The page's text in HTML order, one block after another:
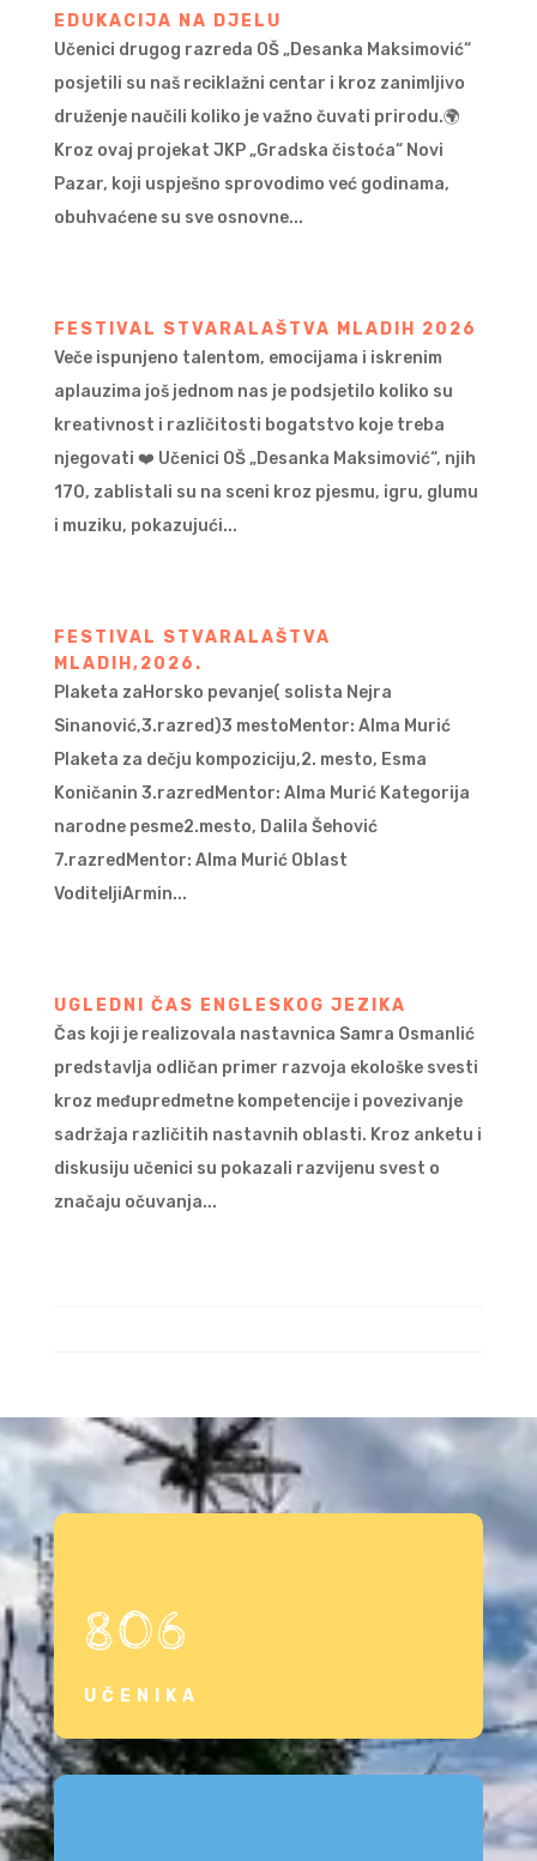
EDUKACIJA NA DJELU
Učenici drugog razreda OŠ „Desanka Maksimović“
posjetili su naš reciklažni centar i kroz zanimljivo
druženje naučili koliko je važno čuvati prirodu.🌍
Kroz ovaj projekat JKP „Gradska čistoća“ Novi
Pazar, koji uspješno sprovodimo već godinama,
obuhvaćene su sve osnovne...
FESTIVAL STVARALAŠTVA MLADIH 2026
Veče ispunjeno talentom, emocijama i iskrenim
aplauzima još jednom nas je podsjetilo koliko su
kreativnost i različitosti bogatstvo koje treba
njegovati ❤️ Učenici OŠ „Desanka Maksimović“, njih
170, zablistali su na sceni kroz pjesmu, igru, glumu
i muziku, pokazujući...
FESTIVAL STVARALAŠTVA
MLADIH,2026.
Plaketa zaHorsko pevanje( solista Nejra
Sinanović,3.razred)3 mestoMentor: Alma Murić
Plaketa za dečju kompoziciju,2. mesto, Esma
Koničanin 3.razredMentor: Alma Murić Kategorija
narodne pesme2.mesto, Dalila Šehović
7.razredMentor: Alma Murić Oblast
VoditeljiArmin...
UGLEDNI ČAS ENGLESKOG JEZIKA
Čas koji je realizovala nastavnica Samra Osmanlić
predstavlja odličan primer razvoja ekološke svesti
kroz međupredmetne kompetencije i povezivanje
sadržaja različitih nastavnih oblasti. Kroz anketu i
diskusiju učenici su pokazali razvijenu svest o
značaju očuvanja...
806
UČENIKA